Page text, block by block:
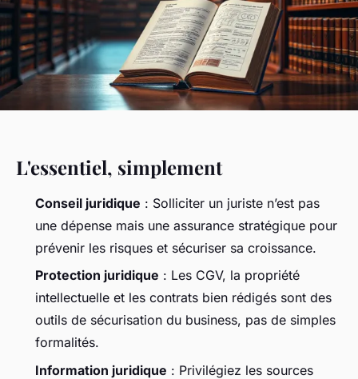
L'essentiel, simplement
Conseil juridique : Solliciter un juriste n’est pas
une dépense mais une assurance stratégique pour
prévenir les risques et sécuriser sa croissance.
Protection juridique : Les CGV, la propriété
intellectuelle et les contrats bien rédigés sont des
outils de sécurisation du business, pas de simples
formalités.
Information juridique : Privilégiez les sources